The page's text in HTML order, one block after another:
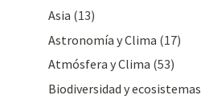
Asia (13)
Astronomía y Clima (17)
Atmósfera y Clima (53)
Biodiversidad y ecosistemas